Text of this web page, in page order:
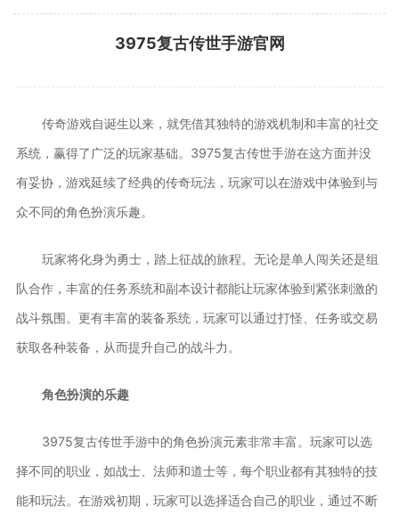
3975复古传世手游官网
传奇游戏自诞生以来，就凭借其独特的游戏机制和丰富的社交
系统，赢得了广泛的玩家基础。3975复古传世手游在这方面并没
有妥协，游戏延续了经典的传奇玩法，玩家可以在游戏中体验到与
众不同的角色扮演乐趣。
玩家将化身为勇士，踏上征战的旅程。无论是单人闯关还是组
队合作，丰富的任务系统和副本设计都能让玩家体验到紧张刺激的
战斗氛围。更有丰富的装备系统，玩家可以通过打怪、任务或交易
获取各种装备，从而提升自己的战斗力。
角色扮演的乐趣
3975复古传世手游中的角色扮演元素非常丰富。玩家可以选
择不同的职业，如战士、法师和道士等，每个职业都有其独特的技
能和玩法。在游戏初期，玩家可以选择适合自己的职业，通过不断